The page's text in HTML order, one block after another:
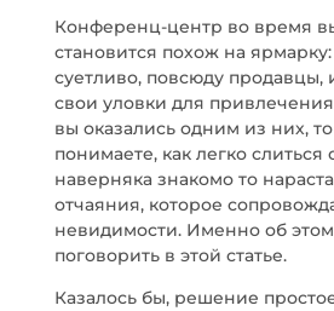
Конференц-центр во время
становится похож на
суетливо, повсюду продавцы,
свои уловки для
вы оказались одним из них,
понимаете, как легко
наверняка знакомо то
отчаяния, которое
невидимости. Именно об
поговорить в этой статье.
Казалось бы, решение